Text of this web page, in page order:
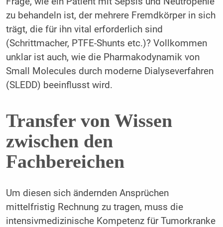
zu behandeln ist, der mehrere Fremdkörper in sich
trägt, die für ihn vital erforderlich sind
(Schrittmacher, PTFE-Shunts etc.)? Vollkommen
unklar ist auch, wie die Pharmakodynamik von
Small Molecules durch moderne Dialyseverfahren
(SLEDD) beeinflusst wird.
Transfer von Wissen
zwischen den
Fachbereichen
Um diesen sich ändernden Ansprüchen
mittelfristig Rechnung zu tragen, muss die
intensivmedizinische Kompetenz für Tumorkranke